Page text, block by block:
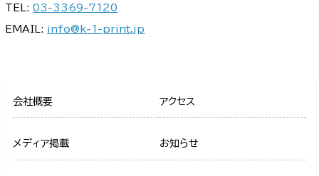
TEL:03-3369-7120
EMAIL: info@k-1-print.jp
会社概要 アクセス
メディア掲載 お知らせ